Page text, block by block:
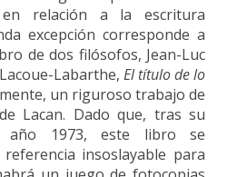
relación a la escritura
excepción corresponde a
de dos filósofos, Jean-Luc
Labarthe, El título de lo
un riguroso trabajo de
Lacan. Dado que, tras su
año 1973, este libro se
insoslayable para